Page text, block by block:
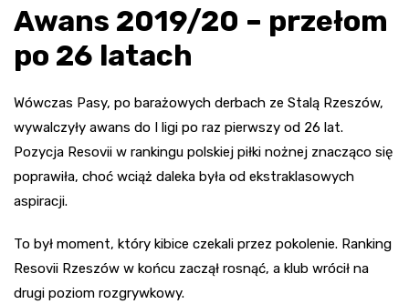
Awans 2019/20 – przełom
po 26 latach
Wówczas Pasy, po barażowych derbach ze Stalą Rzeszów,
wywalczyły awans do I ligi po raz pierwszy od 26 lat.
Pozycja Resovii w rankingu polskiej piłki nożnej znacząco się
poprawiła, choć wciąż daleka była od ekstraklasowych
aspiracji.
To był moment, który kibice czekali przez pokolenie. Ranking
Resovii Rzeszów w końcu zaczął rosnąć, a klub wrócił na
drugi poziom rozgrywkowy.